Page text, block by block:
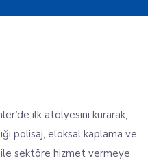
ilk atölyesini kurarak;
polisaj, eloksal kaplama ve
sektöre hizmet vermeye